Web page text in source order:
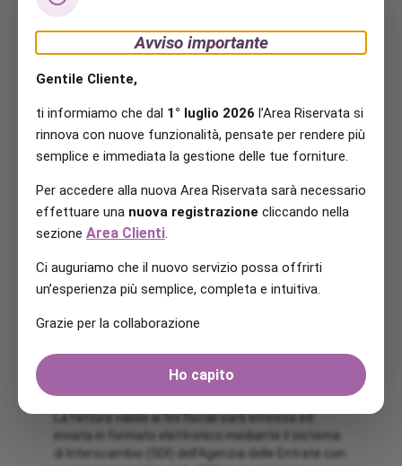
Avviso importante
Gentile Cliente,
ti informiamo che dal 1° luglio 2026 l’Area Riservata si
rinnova con nuove funzionalità, pensate per rendere più
semplice e immediata la gestione delle tue forniture.
Per accedere alla nuova Area Riservata sarà necessario
effettuare una nuova registrazione cliccando nella
sezione Area Clienti.
Ci auguriamo che il nuovo servizio possa offrirti
un’esperienza più semplice, completa e intuitiva.
Grazie per la collaborazione
Ho capito
DURATA E RINNOVO
partire dalla data di inizio della somministrazione
della fornitura non coincidesse con il primo giorno
del mese, la durata delle CTE sarà estesa fino al
termine del mese solare in cui è prevista la
rispetto alla scadenza del loro periodo di validità,
Tua S.r.l. comunicherà in forma scritta al cliente le
nuove condizioni economiche di somministrazione,
tale comunicazione, le presenti condizioni
economiche s’intenderanno prorogate fino a nuova
comunicazione da parte di Tua S.r.l., effettuata
sempre con un preavviso minimo di novanta giorni.
È fatta salva per il cliente la facoltà di esercitare il
diritto di recesso.
La fattura valida ai fini fiscali sarà emessa ed
inviata in formato elettronico mediante il sistema
di Interscambio (SDI) dell’Agenzia delle Entrate con